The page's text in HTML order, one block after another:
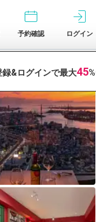
予約確認 ログイン